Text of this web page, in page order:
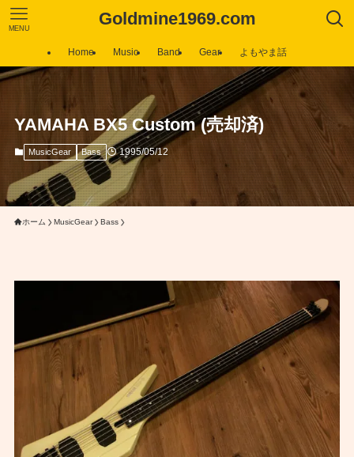
Goldmine1969.com
MENU
Home Music Band Gear よもやま話
YAMAHA BX5 Custom (売却済)
MusicGear Bass 1995/05/12
ホーム MusicGear Bass